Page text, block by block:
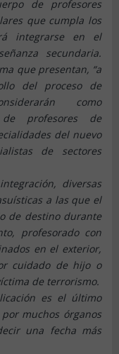
de profesores
que cumpla los
integrarse en el
secundaria.
que presentan, “a
del proceso de
como
profesores de
del nuevo
de sectores
diversas
a las que el
de destino durante
profesorado con
en el exterior,
cuidado de hijo o
de terrorismo.
es el último
muchos órganos
una fecha más